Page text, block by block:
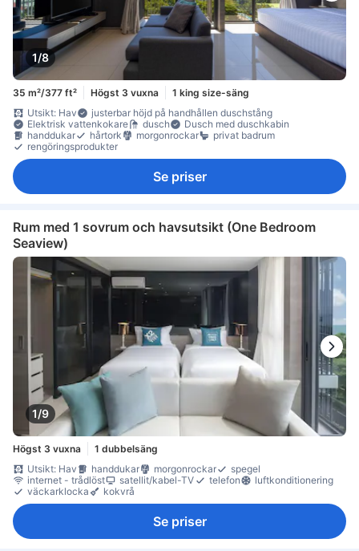
1/8
35 m²/377 ft² Högst 3 vuxna
1 king size-säng
Utsikt: Hav
justerbar höjd på handhållen duschstång
Elektrisk vattenkokare
dusch
Dusch med duschkabin
handdukar
hårtork morgonrockar
privat badrum
rengöringsprodukter
Se priser
Rum med 1 sovrum och havsutsikt (One Bedroom
Seaview)
1/9
Högst 3 vuxna
1 dubbelsäng
Utsikt: Hav
handdukar morgonrockar
spegel
internet - trådlöst
satellit/kabel-TV telefon
luftkonditionering
väckarklocka
kokvrå
Se priser